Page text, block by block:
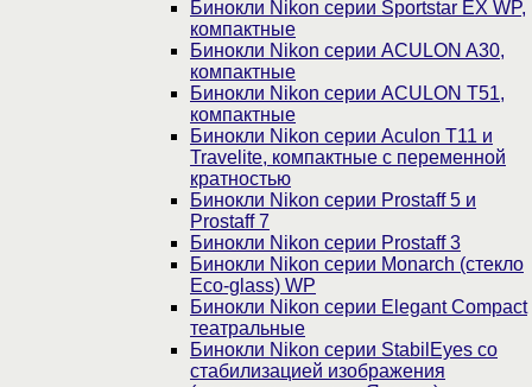
Бинокли Nikon серии Sportstar EX WP,
компактные
Бинокли Nikon серии ACULON A30,
компактные
Бинокли Nikon серии ACULON Т51,
компактные
Бинокли Nikon серии Aculon T11 и
Travelite, компактные с переменной
кратностью
Бинокли Nikon серии Prostaff 5 и
Prostaff 7
Бинокли Nikon серии Prostaff 3
Бинокли Nikon серии Monarch (стекло
Eco-glass) WP
Бинокли Nikon серии Elegant Compact
театральные
Бинокли Nikon серии StabilEyes со
стабилизацией изображения